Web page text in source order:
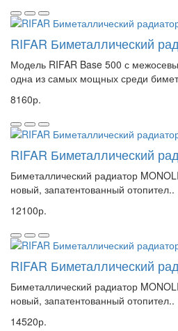
RIFAR Биметаллический
Модель RIFAR Base 500 с
одна из самых мощных среди
8160р.
RIFAR Биметаллический
Биметаллический радиатор
новый, запатентованный отопител..
12100р.
RIFAR Биметаллический
Биметаллический радиатор
новый, запатентованный отопител..
14520р.